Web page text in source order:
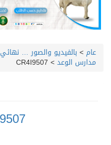
عام > بالفيديو والصور …
مدارس الوعد>
CR4I9507